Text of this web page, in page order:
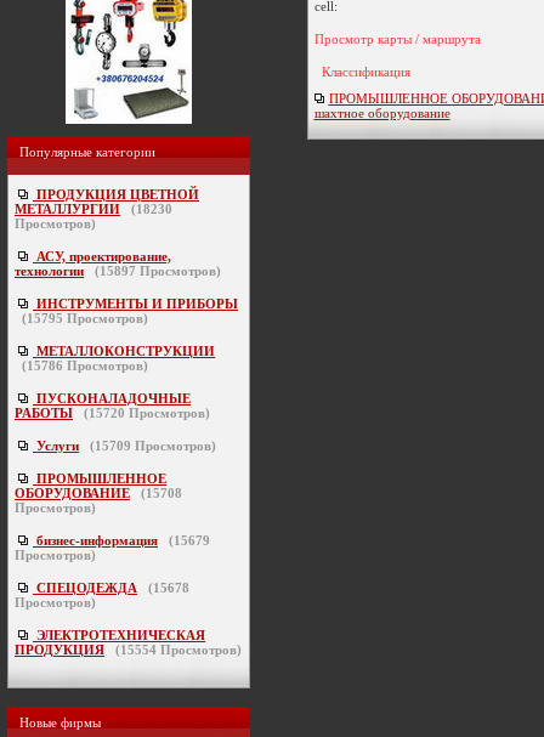
Популярные категории
ПРОДУКЦИЯ ЦВЕТНОЙ
МЕТАЛЛУРГИИ
(18230
Просмотров)
АСУ, проектирование,
технологии
(15897 Просмотров)
ИНСТРУМЕНТЫ И ПРИБОРЫ
(15795 Просмотров)
МЕТАЛЛОКОНСТРУКЦИИ
(15786 Просмотров)
ПУСКОНАЛАДОЧНЫЕ
РАБОТЫ
(15720 Просмотров)
Услуги (15709 Просмотров)
ПРОМЫШЛЕННОЕ
ОБОРУДОВАНИЕ
(15708
Просмотров)
бизнес-информация (15679
Просмотров)
СПЕЦОДЕЖДА (15678
Просмотров)
ЭЛЕКТРОТЕХНИЧЕСКАЯ
ПРОДУКЦИЯ
(15554 Просмотров)
Новые фирмы
cell:
Просмотр карты / маршрута
Классификация
ПРОМЫШЛЕННОЕ
шахтное оборудование